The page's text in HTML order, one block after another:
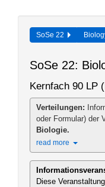
SoSe 22
SoSe 22:
Kernfach 90 LP
Verteilungen:
oder Formular) der
Biologie.
read more
Diese